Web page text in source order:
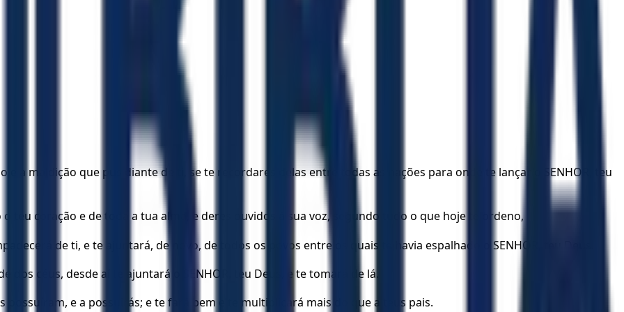
a maldição que pus diante de ti, se te recordares delas entre todas as nações para onde te lançar o SENHOR, teu
teu coração e de toda a tua alma, e deres ouvidos à sua voz, segundo tudo o que hoje te ordeno,
de ti, e te ajuntará, de novo, de todos os povos entre os quais te havia espalhado o SENHOR, teu Deus.
céus, desde aí te ajuntará o SENHOR, teu Deus, e te tomará de lá.
e a possuirás; e te fará bem e te multiplicará mais do que a teus pais.